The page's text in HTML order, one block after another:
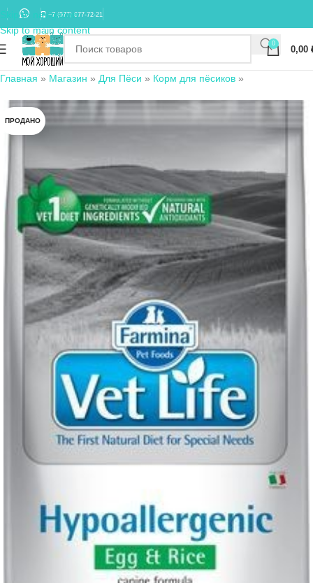
Skip to navigation
Skip to main content
+7 (977) 677-72-21
0
0,00
Главная » Магазин » Для Пёси » Корм для пёсиков »
ПРОДАНО